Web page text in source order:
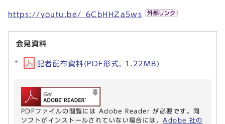
https://youtu.be/_6CbHHZa5ws
会見資料
記者配布資料(PDF形式, 1.22MB)
PDFファイルの閲覧には Adobe Reader が必要です。同
ソフトがインストールされていない場合には、 Adobe 社の